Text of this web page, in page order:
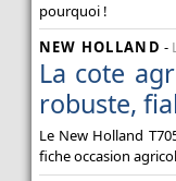
pourquoi !
NEW HOLLAND -
La cote
robuste,
Le New Holland
fiche occasion